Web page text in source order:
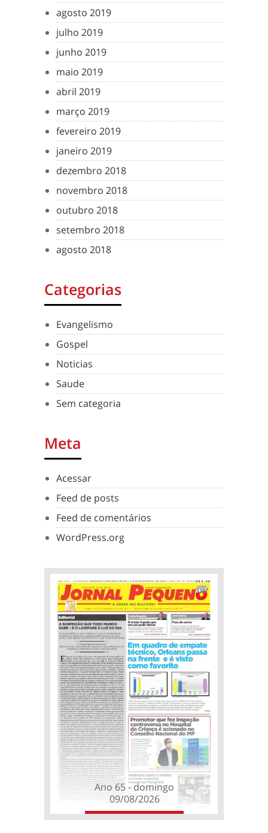
agosto 2019
julho 2019
junho 2019
maio 2019
abril 2019
março 2019
fevereiro 2019
janeiro 2019
dezembro 2018
novembro 2018
outubro 2018
setembro 2018
agosto 2018
Categorias
Evangelismo
Gospel
Noticias
Saude
Sem categoria
Meta
Acessar
Feed de posts
Feed de comentários
WordPress.org
Ano 65 - domingo
09/08/2026